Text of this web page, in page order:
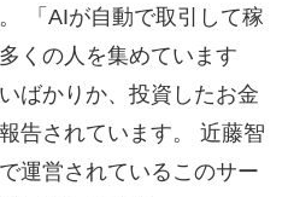
「AIが自動で取引して稼
くの人を集めています
ばかりか、投資したお金
告されています。 近藤智
運営されているこのサー